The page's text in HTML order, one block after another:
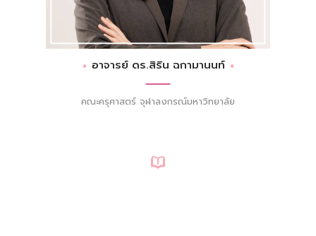
อาจารย์ ดร.สิริน ฉกามานนท์
คณะครุศาสตร์ จุฬาลงกรณ์มหาวิทยาลัย